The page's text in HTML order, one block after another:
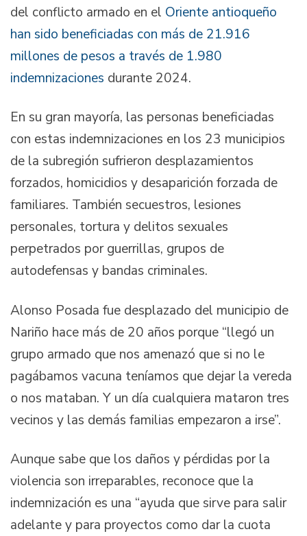
del conflicto armado en el Oriente antioqueño
han sido beneficiadas con más de 21.916
millones de pesos a través de 1.980
indemnizaciones durante 2024.
En su gran mayoría, las personas beneficiadas
con estas indemnizaciones en los 23 municipios
de la subregión sufrieron desplazamientos
forzados, homicidios y desaparición forzada de
familiares. También secuestros, lesiones
personales, tortura y delitos sexuales
perpetrados por guerrillas, grupos de
autodefensas y bandas criminales.
Alonso Posada fue desplazado del municipio de
Nariño hace más de 20 años porque “llegó un
grupo armado que nos amenazó que si no le
pagábamos vacuna teníamos que dejar la vereda
o nos mataban. Y un día cualquiera mataron tres
vecinos y las demás familias empezaron a irse”.
Aunque sabe que los daños y pérdidas por la
violencia son irreparables, reconoce que la
indemnización es una “ayuda que sirve para salir
adelante y para proyectos como dar la cuota